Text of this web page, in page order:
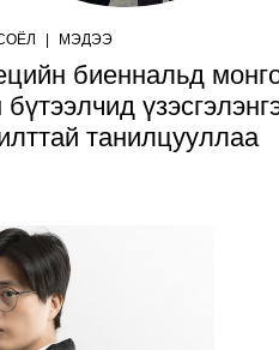
МЭДЭЭ
биеннальд
бүтээлчид
танилцууллаа